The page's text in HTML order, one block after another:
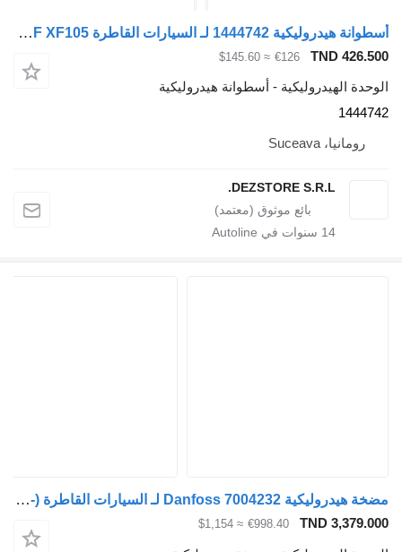
أسطوانة هيدروليكية 1444742 لـ السيارات القاطرة DAF XF105
€126
≈ $145.60
- أسطوانة هيدروليكية
DEZSTORE
سنوات في Autoline
مضخة هيدروليكية Danfoss 7004232 لـ السيارات القاطرة Mercedes-Benz Actros MP5 (2019-)
€998.40
≈ $1,154